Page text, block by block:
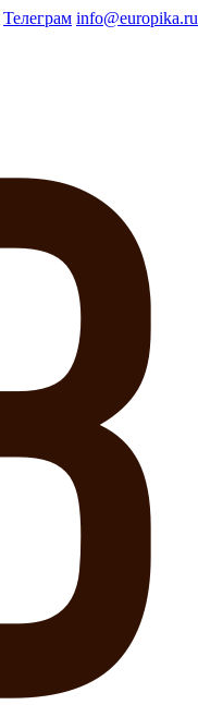
Телеграм info@europika.ru